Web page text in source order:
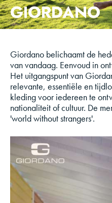
GIORDANO
Giordano belichaamt de
van vandaag. Eenvoud in
Het uitgangspunt van
relevante, essentiële en
kleding voor iedereen te
nationaliteit of cultuur. De
'world without strangers'.